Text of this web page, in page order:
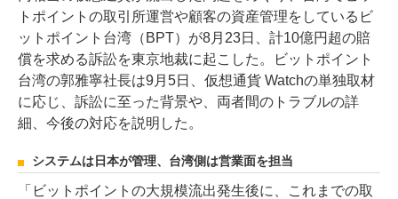
トポイントの取引所運営や顧客の資産管理をしているビ
ットポイント台湾（BPT）が8月23日、計10億円超の賠
償を求める訴訟を東京地裁に起こした。ビットポイント
台湾の郭雅寧社長は9月5日、仮想通貨 Watchの単独取材
に応じ、訴訟に至った背景や、両者間のトラブルの詳
細、今後の対応を説明した。
システムは日本が管理、台湾側は営業面を担当
「ビットポイントの大規模流出発生後に、これまでの取